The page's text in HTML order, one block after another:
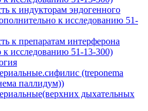
к индукторам эндогенного
к исследованию 51-
к препаратам интерферона
к исследованию 51-13-300)
(treponema
паллидум))
дыхательных